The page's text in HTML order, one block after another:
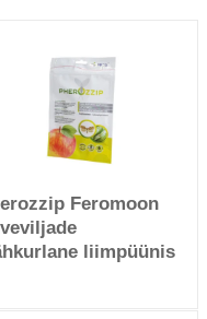
Feromoon
liimpüünis